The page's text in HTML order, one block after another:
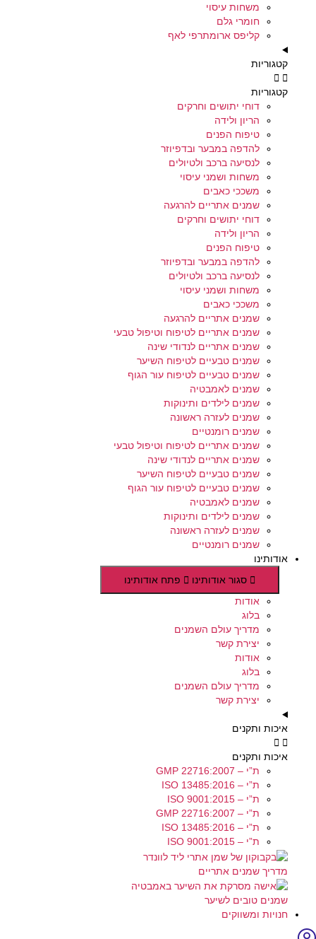
משחות עיסוי
חומרי גלם
קליפס ארומתרפי לאף
קטגוריות
קטגוריות
דוחי יתושים וחרקים
הריון ולידה
טיפוח הפנים
להדפה במבער ובדפיוזר
לנסיעה ברכב ולטיולים
משחות ושמני עיסוי
משככי כאבים
שמנים אתריים להרגעה
דוחי יתושים וחרקים
הריון ולידה
טיפוח הפנים
להדפה במבער ובדפיוזר
לנסיעה ברכב ולטיולים
משחות ושמני עיסוי
משככי כאבים
שמנים אתריים להרגעה
שמנים אתריים לטיפוח וטיפול טבעי
שמנים אתריים לנדודי שינה
שמנים טבעיים לטיפוח השיער
שמנים טבעיים לטיפוח עור הגוף
שמנים לאמבטיה
שמנים לילדים ותינוקות
שמנים לעזרה ראשונה
שמנים רומנטיים
שמנים אתריים לטיפוח וטיפול טבעי
שמנים אתריים לנדודי שינה
שמנים טבעיים לטיפוח השיער
שמנים טבעיים לטיפוח עור הגוף
שמנים לאמבטיה
שמנים לילדים ותינוקות
שמנים לעזרה ראשונה
שמנים רומנטיים
אודותינו
סגור אודותינו
פתח אודותינו
אודות
בלוג
מדריך עולם השמנים
יצירת קשר
אודות
בלוג
מדריך עולם השמנים
יצירת קשר
איכות ותקנים
איכות ותקנים
ת”י – GMP 22716:2007
ת”י – ISO 13485:2016
ת”י – ISO 9001:2015
ת”י – GMP 22716:2007
ת”י – ISO 13485:2016
ת”י – ISO 9001:2015
מדריך שמנים אתריים
שמנים טובים לשיער
חנויות ומשווקים